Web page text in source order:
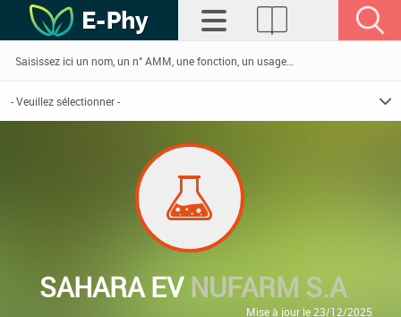
SAHARA EVNUFARM S.A
Mise à jour le 23/12/2025